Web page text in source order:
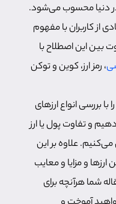
در دنیا محسوب می‌شود.
از کاربران با مفهوم
بین این اصطلاح با
، رمز ارز، کوین و توکن
بررسی انواع ارزهای
و تفاوت پول یا ارز
می‌کنیم. علاوه بر این
ارزها و مزایا و معایب
شما هرآنچه برای